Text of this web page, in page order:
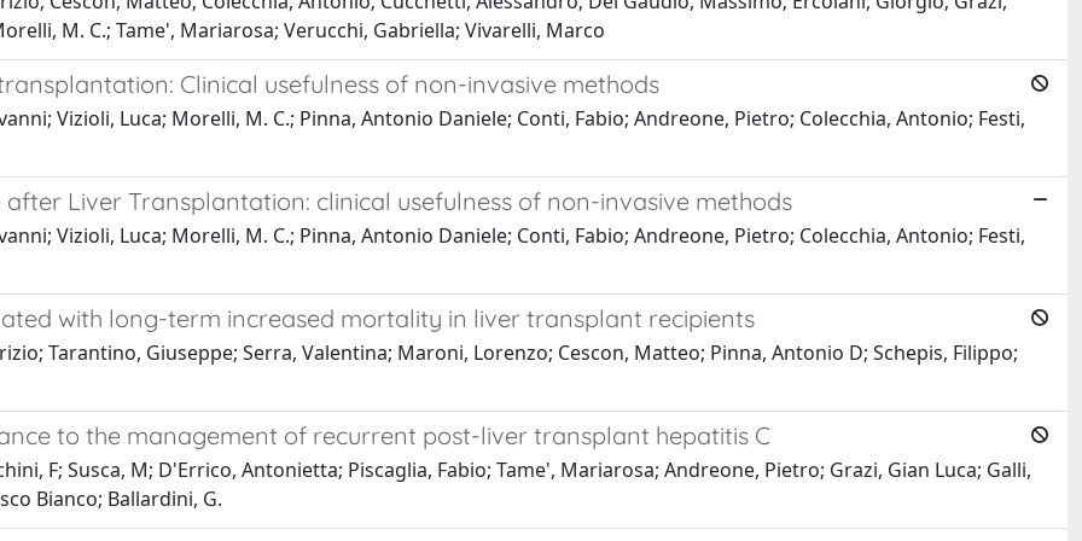
M. C.; Tame', Mariarosa; Verucchi, Gabriella; Vivarelli, Marco
Clinical usefulness of non-invasive methods
Vizioli, Luca; Morelli, M. C.; Pinna, Antonio Daniele; Conti, Fabio; Andreone, Pietro; Colecchia, Antonio; Festi,
Liver Transplantation: clinical usefulness of non-invasive methods
Vizioli, Luca; Morelli, M. C.; Pinna, Antonio Daniele; Conti, Fabio; Andreone, Pietro; Colecchia, Antonio; Festi,
with long-term increased mortality in liver transplant recipients
Tarantino, Giuseppe; Serra, Valentina; Maroni, Lorenzo; Cescon, Matteo; Pinna, Antonio D; Schepis, Filippo;
to the management of recurrent post-liver transplant hepatitis C
F; Susca, M; D'Errico, Antonietta; Piscaglia, Fabio; Tame', Mariarosa; Andreone, Pietro; Grazi, Gian Luca; Galli,
Bianco; Ballardini, G.